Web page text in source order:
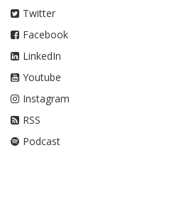
Twitter
Facebook
LinkedIn
Youtube
Instagram
RSS
Podcast